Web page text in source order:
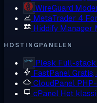
WireGuard
MetaTrader 4
Hiddify Manager
HOSTINGPANELEN
Plesk Full-stack
FastPanel
CloudPanel
cPanel Het